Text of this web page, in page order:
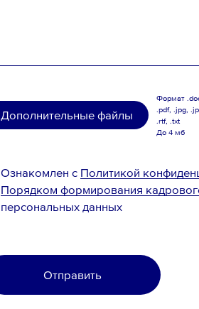
Дополнительные файлы
Формат
.pdf, .jpg,
.rtf, .txt
До 4 мб
Ознакомлен с Политикой
Порядком формирования
персональных данных
Отправить